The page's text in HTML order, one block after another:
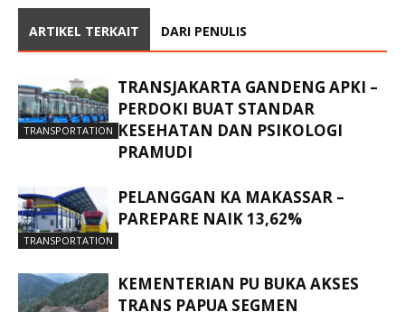
ARTIKEL TERKAIT DARI PENULIS
TRANSPORTATION
TRANSJAKARTA GANDENG APKI –
PERDOKI BUAT STANDAR
KESEHATAN DAN PSIKOLOGI
PRAMUDI
TRANSPORTATION
PELANGGAN KA MAKASSAR –
PAREPARE NAIK 13,62%
KEMENTERIAN PU BUKA AKSES
TRANS PAPUA SEGMEN